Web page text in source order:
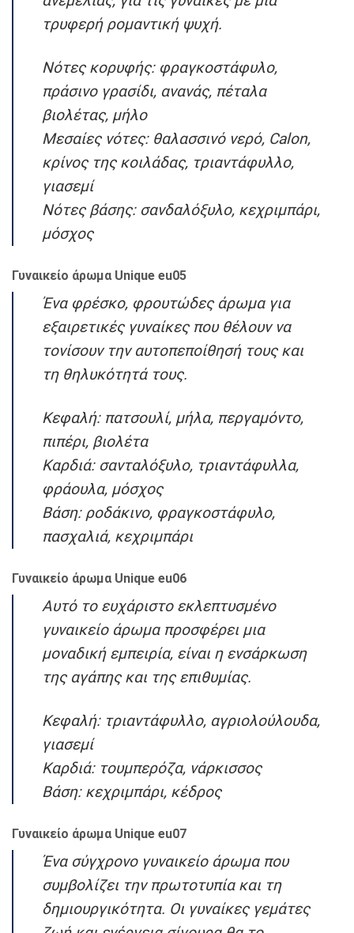
τρυφερή ρομαντική ψυχή.
Νότες κορυφής: φραγκοστάφυλο,
πράσινο γρασίδι, ανανάς, πέταλα
βιολέτας, μήλο
Μεσαίες νότες: θαλασσινό νερό, Calon,
κρίνος της κοιλάδας, τριαντάφυλλο,
γιασεμί
Νότες βάσης: σανδαλόξυλο, κεχριμπάρι,
μόσχος
Γυναικείο άρωμα Unique eu05
Ένα φρέσκο, φρουτώδες άρωμα για
εξαιρετικές γυναίκες που θέλουν να
τονίσουν την αυτοπεποίθησή τους και
τη θηλυκότητά τους.
Κεφαλή: πατσουλί, μήλα, περγαμόντο,
πιπέρι, βιολέτα
Καρδιά: σανταλόξυλο, τριαντάφυλλα,
φράουλα, μόσχος
Βάση: ροδάκινο, φραγκοστάφυλο,
πασχαλιά, κεχριμπάρι
Γυναικείο άρωμα Unique eu06
Αυτό το ευχάριστο εκλεπτυσμένο
γυναικείο άρωμα προσφέρει μια
μοναδική εμπειρία, είναι η ενσάρκωση
της αγάπης και της επιθυμίας.
Κεφαλή: τριαντάφυλλο, αγριολούλουδα,
γιασεμί
Καρδιά: τουμπερόζα, νάρκισσος
Βάση: κεχριμπάρι, κέδρος
Γυναικείο άρωμα Unique eu07
Ένα σύγχρονο γυναικείο άρωμα που
συμβολίζει την πρωτοτυπία και τη
δημιουργικότητα. Οι γυναίκες γεμάτες